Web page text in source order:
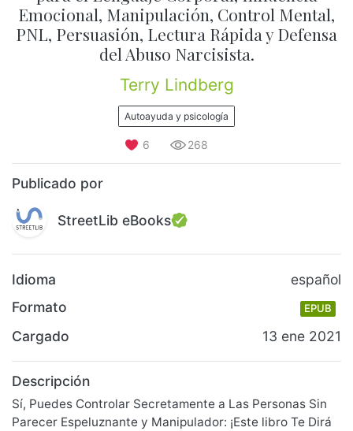
Emocional, Manipulación, Control Mental,
PNL, Persuasión, Lectura Rápida y Defensa
del Abuso Narcisista.
Terry Lindberg
Autoayuda y psicología
6 268
Publicado por
StreetLib eBooks
Idioma
español
Formato
EPUB
Cargado 13 ene 2021
Descripción
Sí, Puedes Controlar Secretamente a Las Personas Sin
Parecer Espeluznante y Manipulador: ¡Este libro Te Dirá